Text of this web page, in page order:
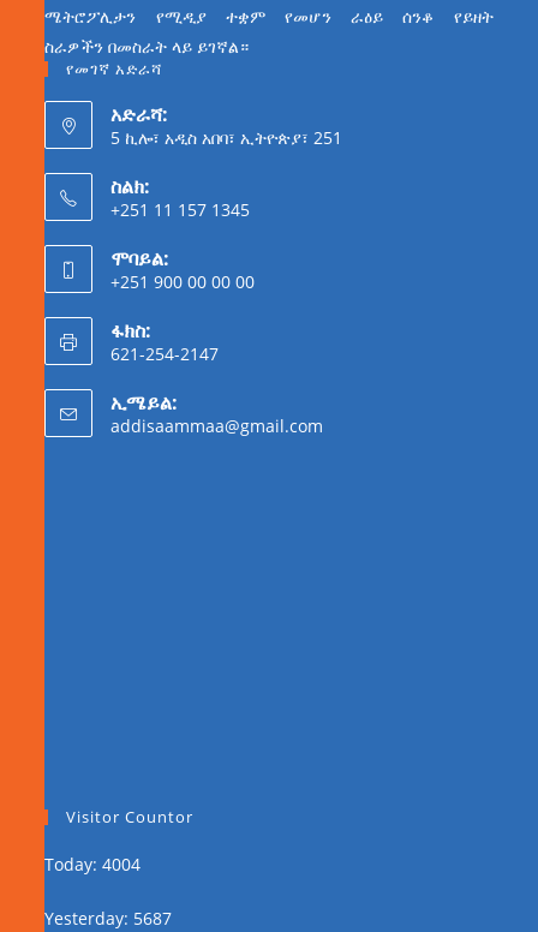
ሜትሮፖሊታን የሚዲያ ተቋም የመሆን ራዕይ ሰንቆ የይዘት
ስራዎችን በመስራት ላይ ይገኛል።
የመገኛ አድራሻ
አድራሻ:
5 ኪሎ፣ አዲስ አበባ፣ ኢትዮጵያ፣ 251
ስልክ:
+251 11 157 1345
ሞባይል:
+251 900 00 00 00
ፋክስ:
621-254-2147
ኢሜይል:
addisaammaa@gmail.com
Visitor Countor
Today: 4004
Yesterday: 5687